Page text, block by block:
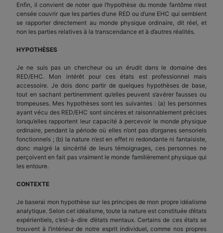
Enfin, il convient de noter que l’hypothèse du monde fantôme n’est
censée couvrir que les parties d’une RED ou d’une EHC qui semblent
se rapporter directement au monde physique ordinaire, dit réel, et
non les parties relatives à la transcendance et à d’autres réalités.
HYPOTHÈSES
Je ne suis pas un chercheur ou un érudit dans le domaine des
RED/EHC. Mon intérêt pour ces états est professionnel mais
accessoire. Je dois donc partir de quelques hypothèses de base,
tout en sachant pertinemment qu’elles peuvent s’avérer fausses ou
trompeuses. Mes hypothèses sont les suivantes : (a) les personnes
ayant vécu des RED/EHC sont sincères et raisonnablement précises
lorsqu’elles rapportent leur capacité à percevoir le monde physique
ordinaire, pendant la période où elles n’ont pas d’organes sensoriels
fonctionnels ; (b) la nature n’est en effet ni redondante ni fantaisiste,
donc malgré la sincérité de leurs témoignages, ces personnes ne
perçoivent en fait pas vraiment le monde familièrement physique qui
les entoure.
CONTEXTE
Je baserai mon hypothèse sur les principes de mon propre idéalisme
analytique. Selon cet idéalisme, toute la nature est constituée d’états
expérientiels, c’est-à-dire d’états mentaux. Certains de ces états se
trouvent à l’intérieur de notre esprit individuel, comme nos propres